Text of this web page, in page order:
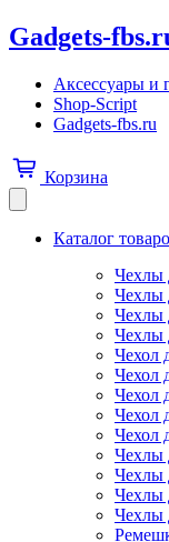
Gadgets-
Аксессуары и
Shop-Script
Gadgets-fbs.ru
Корзина
Каталог
Чехлы
Чехлы
Чехлы
Чехлы
Чехол
Чехол
Чехол
Чехол
Чехол
Чехлы
Чехлы
Чехлы
Чехлы